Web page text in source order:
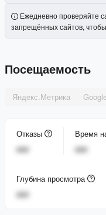
Ежедневно проверяйте
запрещённых сайтов,
Посещаемость
Яндекс.Метрика
Отказы
###
Время
###
Глубина просмотра
###